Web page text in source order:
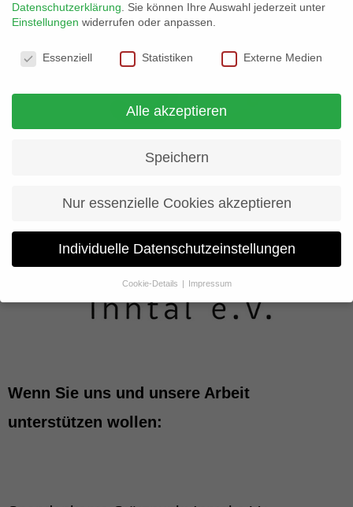
Wenn Sie uns und unsere Arbeit
unterstützen wollen:
Datenschutzerklärung. Sie können Ihre Auswahl jederzeit unter
Einstellungen widerrufen oder anpassen.
Essenziell
Statistiken Externe Medien
Alle akzeptieren
Speichern
Nur essenzielle Cookies akzeptieren
Individuelle Datenschutzeinstellungen
Cookie-Details Impressum
Datenschutzeinstellungen
Website. Einige von ihnen sind essenziell, während andere uns
helfen, diese Website und Ihre Erfahrung zu verbessern.
Personenbezogene Daten können verarbeitet werden (z. B. IP-
Adressen), z. B. für personalisierte Anzeigen und Inhalte oder
können Ihre Einwilligung zu ganzen Kategorien geben oder sich